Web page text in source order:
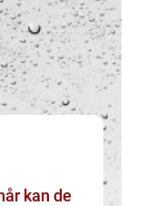
kan de